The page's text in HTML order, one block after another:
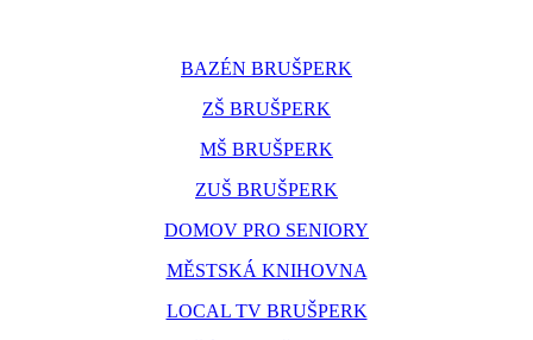
BAZÉN BRUŠPERK
ZŠ BRUŠPERK
MŠ BRUŠPERK
ZUŠ BRUŠPERK
DOMOV PRO SENIORY
MĚSTSKÁ KNIHOVNA
LOCAL TV BRUŠPERK